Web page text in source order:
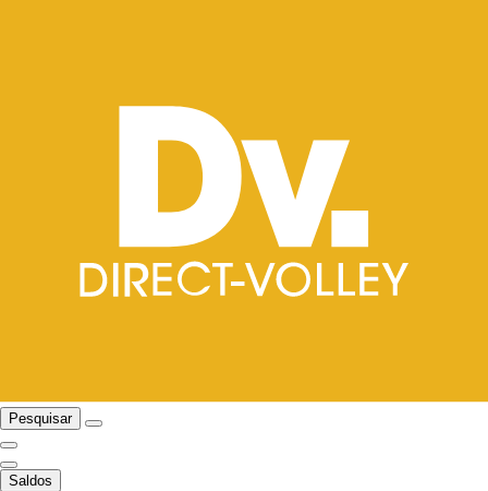
Pesquisar
Saldos